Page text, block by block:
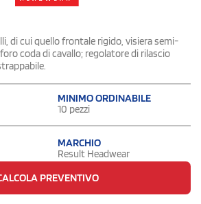
di cui quello frontale rigido, visiera semi-
coda di cavallo; regolatore di rilascio
MINIMO ORDINABILE
10 pezzi
MARCHIO
Result Headwear
PREVENTIVO